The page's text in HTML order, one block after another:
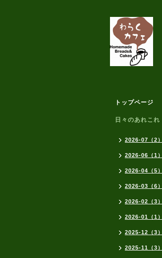
トップページ
日々のあれこれ
2026-07（2）
2026-06（1）
2026-04（5）
2026-03（6）
2026-02（3）
2026-01（1）
2025-12（3）
2025-11（3）